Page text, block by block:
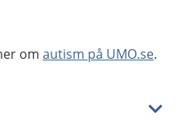
om autism på UMO.se.